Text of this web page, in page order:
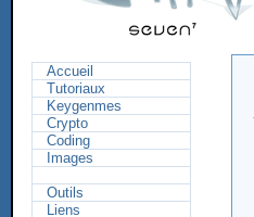
Accueil
Tutoriaux
Keygenmes
Crypto
Coding
Images
Outils
Liens